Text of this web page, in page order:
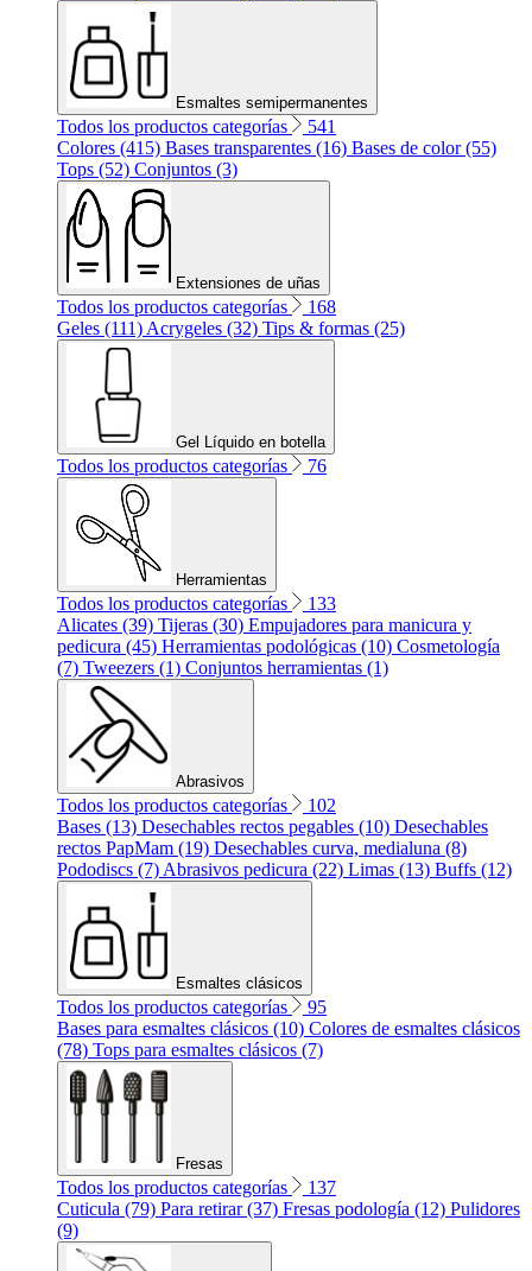
Esmaltes semipermanentes
Todos los productos categorías
541
Colores (415) Bases transparentes (16) Bases de color (55)
Tops (52) Conjuntos (3)
Extensiones de uñas
Todos los productos categorías
168
Geles (111) Acrygeles (32) Tips & formas (25)
Gel Líquido en botella
Todos los productos categorías 76
Herramientas
Todos los productos categorías
133
Alicates (39) Tijeras (30) Empujadores para manicura y
pedicura (45) Herramientas podológicas (10) Cosmetología
(7) Tweezers (1) Conjuntos herramientas (1)
Abrasivos
Todos los productos categorías
102
Bases (13) Desechables rectos pegables (10) Desechables
rectos PapMam (19) Desechables curva, medialuna (8)
Pododiscs (7) Abrasivos pedicura (22) Limas (13) Buffs (12)
Esmaltes clásicos
Todos los productos categorías
95
Bases para esmaltes clásicos (10) Colores de esmaltes clásicos
(78) Tops para esmaltes clásicos (7)
Fresas
Todos los productos categorías
137
Cuticula (79) Para retirar (37) Fresas podología (12) Pulidores
(9)